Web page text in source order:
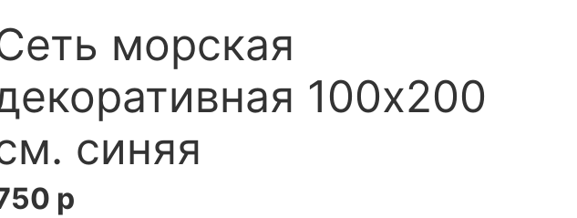
морская
100х200
синяя
р